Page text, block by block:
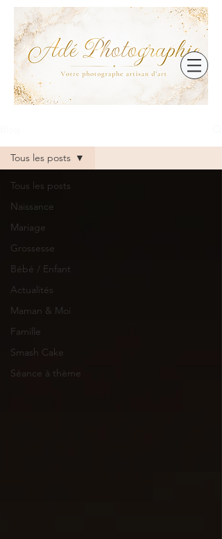
Tous les posts
Naissance
Mariage
Grossesse
Bébé / Enfant
Actualités
Maman & Moi
Famille
Smash Cake
Séance à thème
Tous les posts